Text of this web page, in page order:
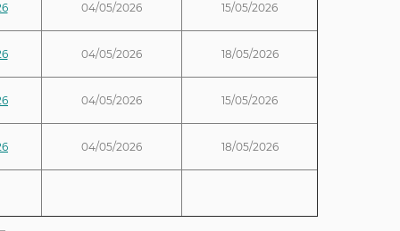
04/05/2026 15/05/2026
04/05/2026 18/05/2026
04/05/2026 15/05/2026
04/05/2026 18/05/2026